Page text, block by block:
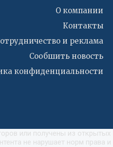
О компании
Контакты
и реклама
Сообшить новость
конфиденциальности
или получены из открытых
не нарушает норм права и